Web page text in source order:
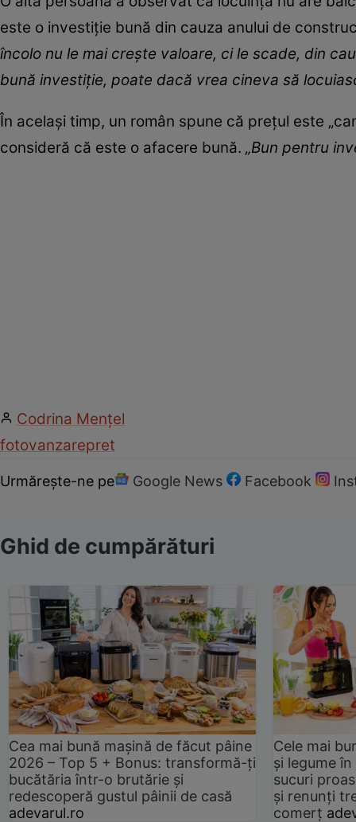
este o investiție bună din cauza anului de
încolo nu le mai crește valoare, ci le scade, din
bună investiție, poate dacă vrea cineva să
În același timp, un român spune că prețul este
consideră că este o afacere bună. „Bun pentru
Codrina Mențel
fotovanzarepret
Urmărește-ne pe Google News Facebook
Ghid de cumpărături
Cea mai bună mașină de făcut pâine
2026 – Top 5 + Bonus: transformă-ți
bucătăria într-o brutărie și
redescoperă gustul pâinii de casă
adevarul.ro
Cele mai
și legume
sucuri
și renunți
comerț